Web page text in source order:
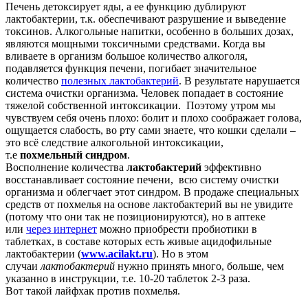
Печень детоксирует яды, а ее функцию дублируют
лактобактерии, т.к. обеспечивают разрушение и выведение
токсинов. Алкогольные напитки, особенно в больших дозах,
являются мощными токсичными средствами. Когда вы
вливаете в организм большое количество алкоголя,
подавляется функция печени, погибает значительное
количество полезных лактобактерий. В результате нарушается
система очистки организма. Человек попадает в состояние
тяжелой собственной интоксикации. Поэтому утром мы
чувствуем себя очень плохо: болит и плохо соображает голова,
ощущается слабость, во рту сами знаете, что кошки сделали –
это всё следствие алкогольной интоксикации,
т.е похмельный синдром.
Восполнение количества лактобактерий эффективно
восстанавливает состояние печени, всю систему очистки
организма и облегчает этот синдром. В продаже специальных
средств от похмелья на основе лактобактерий вы не увидите
(потому что они так не позиционируются), но в аптеке
или через интернет можно приобрести пробиотики в
таблетках, в составе которых есть живые ацидофильные
лактобактерии (www.acilakt.ru). Но в этом
случаилактобактерий нужно принять много, больше, чем
указанно в инструкции, т.е. 10-20 таблеток 2-3 раза.
Вот такой лайфхак против похмелья.